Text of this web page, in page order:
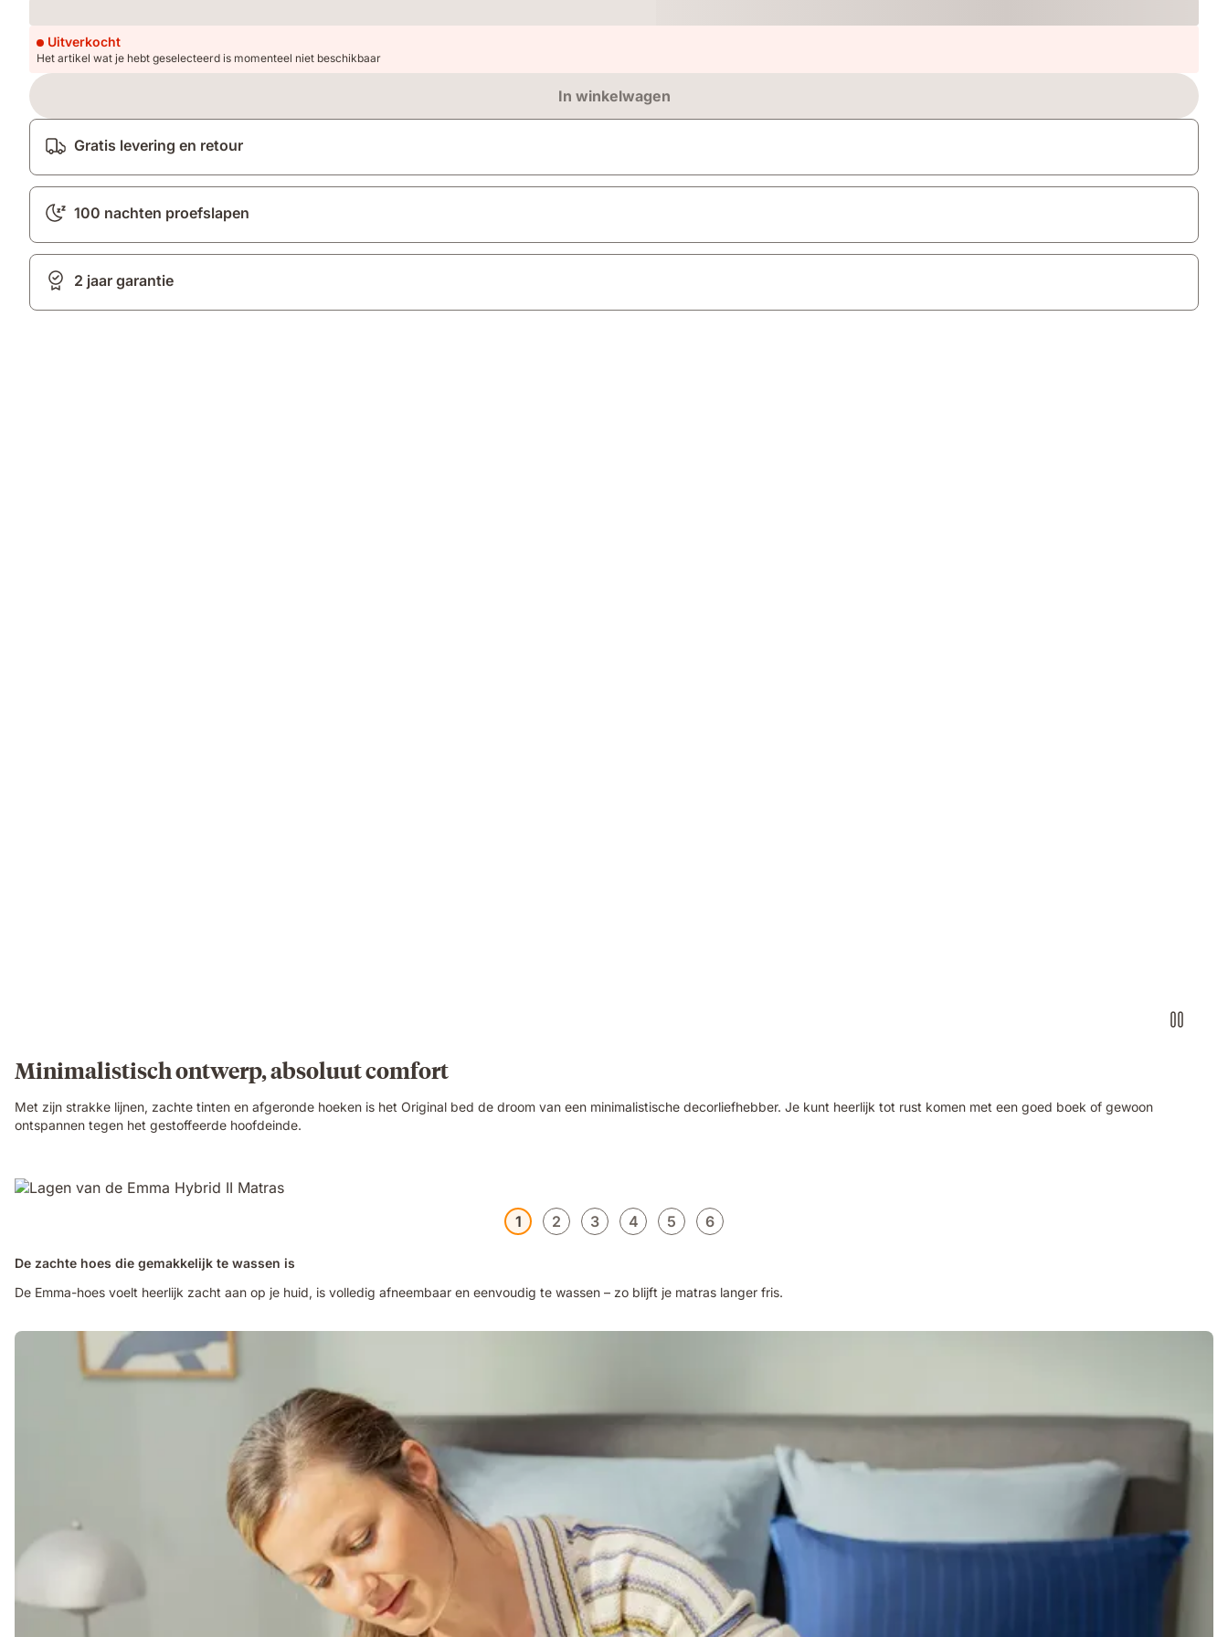
Loading
Uitverkocht
Het artikel wat je hebt geselecteerd is momenteel niet beschikbaar
In winkelwagen
Gratis levering en retour
100 nachten proefslapen
2 jaar garantie
Minimalistisch ontwerp, absoluut comfort
Met zijn strakke lijnen, zachte tinten en afgeronde hoeken is het Original bed de droom van een minimalistische decorliefhebber. Je kunt heerlijk tot rust komen met een goed boek of gewoon
ontspannen tegen het gestoffeerde hoofdeinde.
1 2 3 4 5 6
De zachte hoes die gemakkelijk te wassen is
De Emma-hoes voelt heerlijk zacht aan op je huid, is volledig afneembaar en eenvoudig te wassen – zo blijft je matras langer fris.